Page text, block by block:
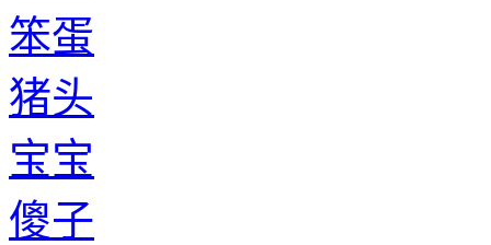
笨蛋
猪头
宝宝
傻子